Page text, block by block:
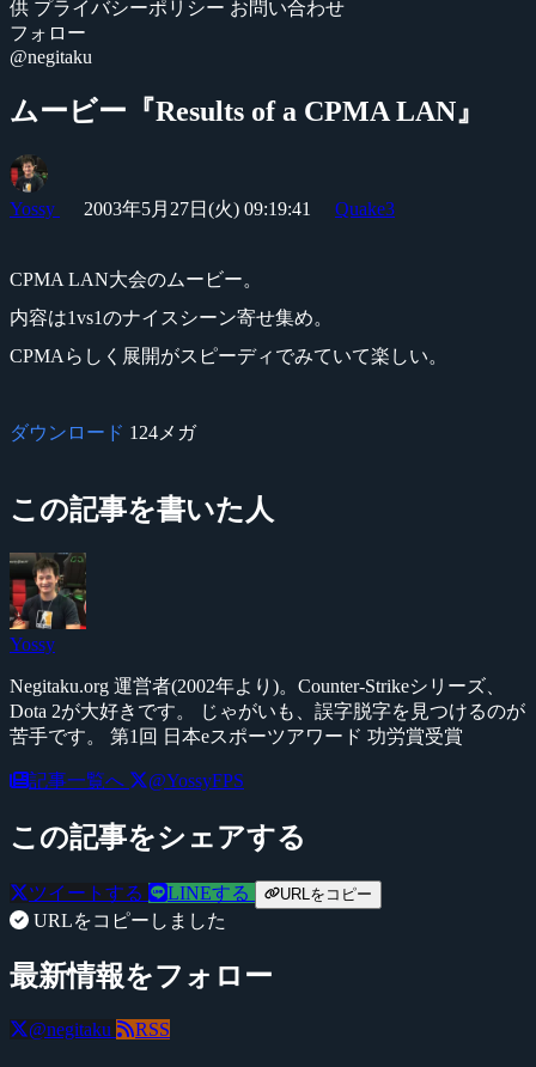
供 プライバシーポリシー お問い合わせ
フォロー
@negitaku
ムービー『Results of a CPMA LAN』
Yossy 2003年5月27日(火) 09:19:41 Quake3
CPMA LAN大会のムービー。
内容は1vs1のナイスシーン寄せ集め。
CPMAらしく展開がスピーディでみていて楽しい。
ダウンロード 124メガ
この記事を書いた人
Yossy
Negitaku.org 運営者(2002年より)。Counter-Strikeシリーズ、
Dota 2が大好きです。 じゃがいも、誤字脱字を見つけるのが
苦手です。 第1回 日本eスポーツアワード 功労賞受賞
記事一覧へ @YossyFPS
この記事をシェアする
ツイートする LINEする URLをコピー
URLをコピーしました
最新情報をフォロー
@negitaku RSS